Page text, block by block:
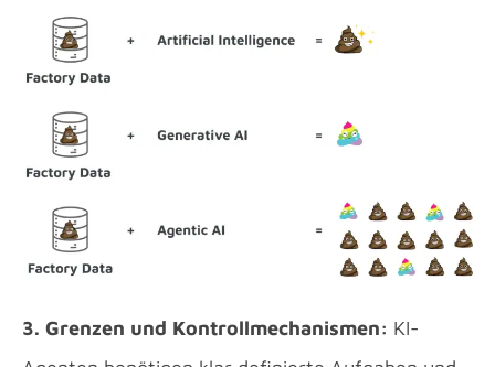
3. Grenzen und Kontrollmechanismen: KI-